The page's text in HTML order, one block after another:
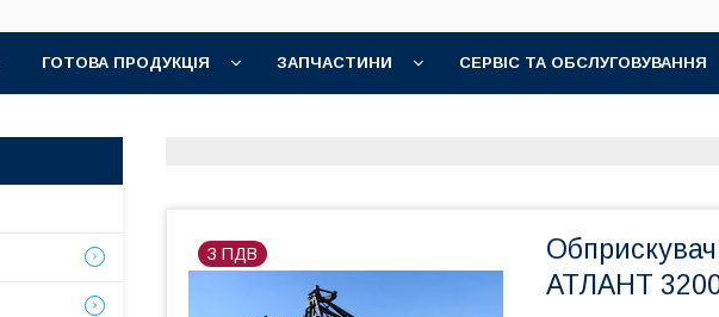
ГОТОВА ПРОДУКЦІЯ ЗАПЧАСТИНИ СЕРВІС ТА ОБСЛУГОВУВАННЯ
З ПДВ
АТЛАНТ